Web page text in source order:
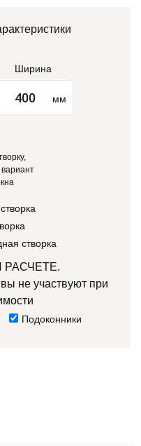
Ширина
мм
створка
РАСЧЕТЕ.
не участвуют при
Подоконники